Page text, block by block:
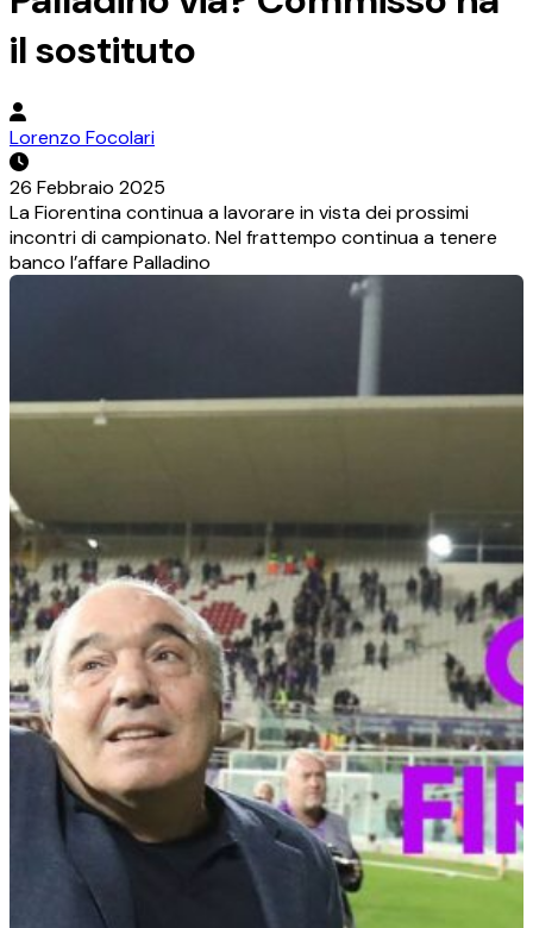
il sostituto
Lorenzo Focolari
26 Febbraio 2025
La Fiorentina continua a lavorare in vista dei prossimi
incontri di campionato. Nel frattempo continua a tenere
banco l’affare Palladino